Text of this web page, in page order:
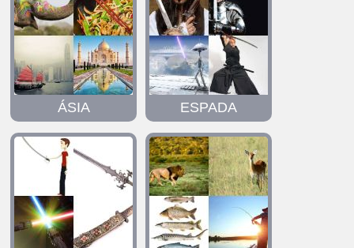
ÁSIA ESPADA